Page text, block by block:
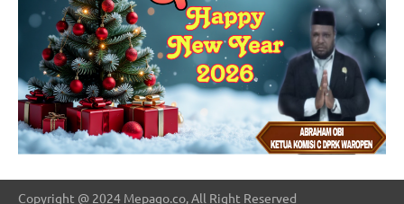
Copyright @ 2024 Mepago.co, All Right Reserved